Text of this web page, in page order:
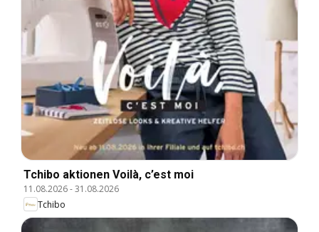
Tchibo aktionen Voilà, c’est moi
11.08.2026-31.08.2026
Tchibo